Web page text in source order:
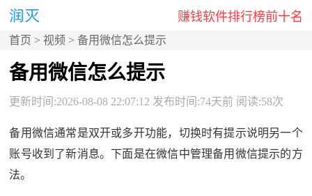
赚钱软件排行榜前十名
首页 > 视频 > 备用微信怎么提示
备用微信怎么提示
更新时间:2026-08-08 22:07:12 发布时间:74天前 阅读:58次
备用微信通常是双开或多开功能，切换时有提示说明另一个
账号收到了新消息。下面是在微信中管理备用微信提示的方
法。